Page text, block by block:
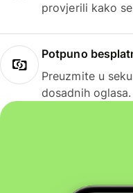
provjerili kako
Potpuno
Preuzmite u
dosadnih oglasa.